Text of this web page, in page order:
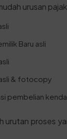
urusan
Baru asli
& fotocopy
pembelian
urutan proses